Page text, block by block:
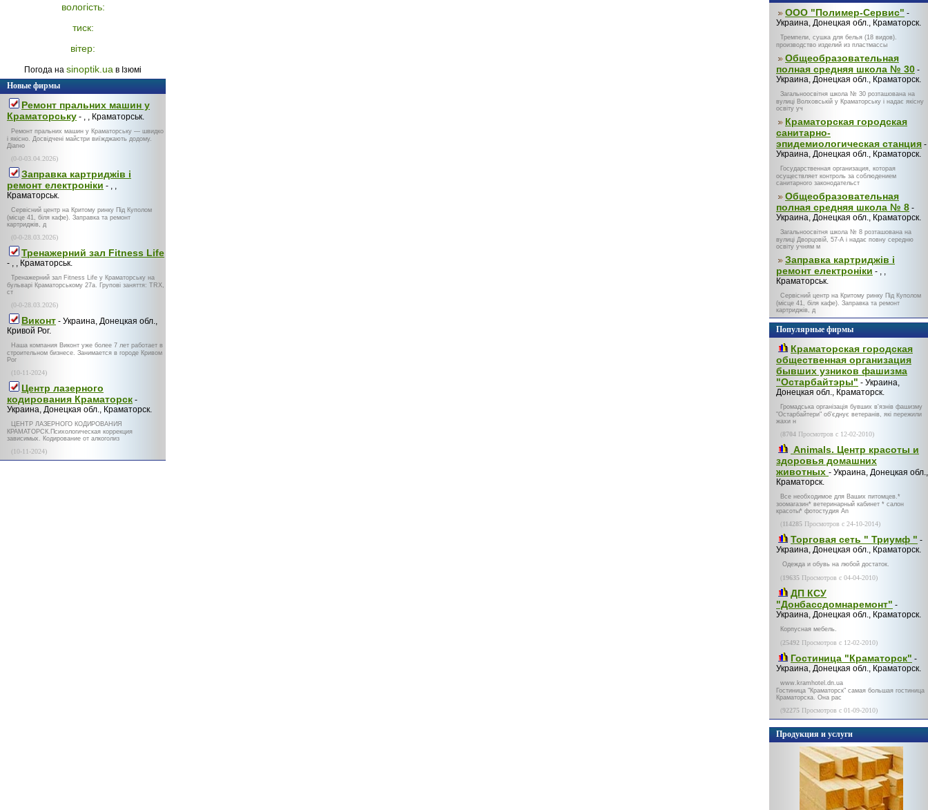
вологість:
тиск:
вітер:
Погода на sinoptik.ua в Ізюмі
Новые фирмы
Ремонт пральних машин у
Краматорську - , , Краматорськ.
Ремонт пральних машин у Краматорську — швидко
і якісно. Досвідчені майстри виїжджають додому.
Діагно
(0-0-03.04.2026)
Заправка картриджів і
ремонт електроніки - , ,
Краматорськ.
Сервісний центр на Критому ринку Під Куполом
(місце 41, біля кафе). Заправка та ремонт
картриджів, д
(0-0-28.03.2026)
Тренажерний зал Fitness Life
- , , Краматорськ.
Тренажерний зал Fitness Life у Краматорську на
бульварі Краматорському 27а. Групові заняття: TRX,
ст
(0-0-28.03.2026)
Виконт - Украина, Донецкая обл.,
Кривой Рог.
Наша компания Виконт уже более 7 лет работает в
строительном бизнесе. Занимается в городе Кривом
Рог
(10-11-2024)
Центр лазерного
кодирования Краматорск -
Украина, Донецкая обл., Краматорск.
ЦЕНТР ЛАЗЕРНОГО КОДИРОВАНИЯ
КРАМАТОРСК.Психологическая коррекция
зависимых. Кодирование от алкоголиз
(10-11-2024)
ООО "Полимер-Сервис" -
Украина, Донецкая обл., Краматорск.
Тремпели, сушка для белья (18 видов).
производство изделий из пластмассы
Общеобразовательная
полная средняя школа № 30 -
Украина, Донецкая обл., Краматорск.
Загальноосвітня школа № 30 розташована на
вулиці Волховській у Краматорську і надає якісну
освіту уч
Краматорская городская
санитарно-
эпидемиологическая станция -
Украина, Донецкая обл., Краматорск.
Государственная организация, которая
осуществляет контроль за соблюдением
санитарного законодательст
Общеобразовательная
полная средняя школа № 8 -
Украина, Донецкая обл., Краматорск.
Загальноосвітня школа № 8 розташована на
вулиці Дворцовій, 57-А і надає повну середню
освіту учням м
Заправка картриджів і
ремонт електроніки - , ,
Краматорськ.
Сервісний центр на Критому ринку Під Куполом
(місце 41, біля кафе). Заправка та ремонт
картриджів, д
Популярные фирмы
Краматорская городская
общественная организация
бывших узников фашизма
"Остарбайтэры" - Украина,
Донецкая обл., Краматорск.
Громадська організація бувших в'язнів фашизму
"Остарбайтери" об'єднує ветеранів, які пережили
жахи н
(8704 Просмотров с 12-02-2010)
Animals. Центр красоты и
здоровья домашних
животных - Украина, Донецкая обл.,
Краматорск.
Все необходимое для Ваших питомцев.*
зоомагазин* ветеринарный кабинет * салон
красоты* фотостудия An
(114285 Просмотров с 24-10-2014)
Торговая сеть " Триумф " -
Украина, Донецкая обл., Краматорск.
Одежда и обувь на любой достаток.
(19635 Просмотров с 04-04-2010)
ДП КСУ
"Донбассдомнаремонт" -
Украина, Донецкая обл., Краматорск.
Корпусная мебель.
(25492 Просмотров с 12-02-2010)
Гостиница "Краматорск" -
Украина, Донецкая обл., Краматорск.
www.kramhotel.dn.ua
Гостиница "Краматорск" самая большая гостиница
Краматорска. Она рас
(92275 Просмотров с 01-09-2010)
Продукция и услуги